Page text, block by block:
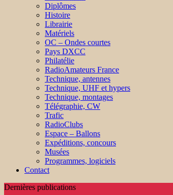
Diplômes
Histoire
Librairie
Matériels
OC – Ondes courtes
Pays DXCC
Philatélie
RadioAmateurs France
Technique, antennes
Technique, UHF et hypers
Technique, montages
Télégraphie, CW
Trafic
RadioClubs
Espace – Ballons
Expéditions, concours
Musées
Programmes, logiciels
Contact
Dernières publications